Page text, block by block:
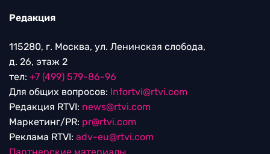
Редакция
115280, г. Москва, ул. Ленинская слобода,
д. 26, этаж 2
тел: +7 (499) 579-86-96
Для общих вопросов: Infortvi@rtvi.com
Редакция RTVI: news@rtvi.com
Маркетинг/PR: pr@rtvi.com
Реклама RTVI: adv-eu@rtvi.com